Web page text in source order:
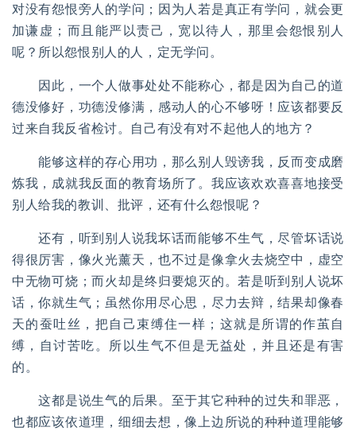
对没有怨恨旁人的学问；因为人若是真正有学问，就会更
加谦虚；而且能严以责己，宽以待人，那里会怨恨别人
呢？所以怨恨别人的人，定无学问。
因此，一个人做事处处不能称心，都是因为自己的道
德没修好，功德没修满，感动人的心不够呀！应该都要反
过来自我反省检讨。自己有没有对不起他人的地方？
能够这样的存心用功，那么别人毁谤我，反而变成磨
炼我，成就我反面的教育场所了。我应该欢欢喜喜地接受
别人给我的教训、批评，还有什么怨恨呢？
还有，听到别人说我坏话而能够不生气，尽管坏话说
得很厉害，像火光薰天，也不过是像拿火去烧空中，虚空
中无物可烧；而火却是终归要熄灭的。若是听到别人说坏
话，你就生气；虽然你用尽心思，尽力去辩，结果却像春
天的蚕吐丝，把自己束缚住一样；这就是所谓的作茧自
缚，自讨苦吃。所以生气不但是无益处，并且还是有害
的。
这都是说生气的后果。至于其它种种的过失和罪恶，
也都应该依道理，细细去想，像上边所说的种种道理能够